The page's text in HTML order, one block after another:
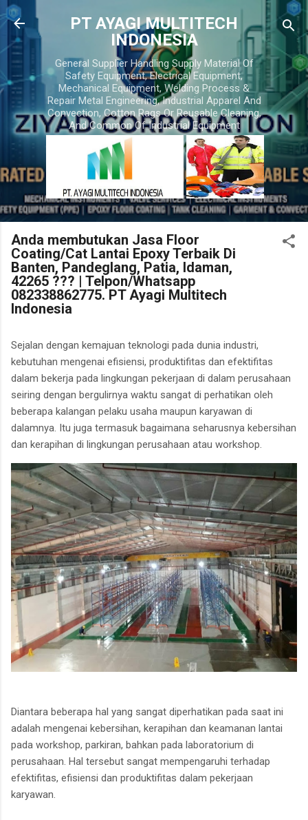
Skip to main content
PT AYAGI MULTITECH
INDONESIA
General Supplier Handling Supply Material Of
Safety Equipment, Electrical Equipment,
Mechanical Equipment, Welding Process &
Repair Metal Engineering, Industrial Apparel And
Convection, Cotton Rags Or Reusable Cleaning,
And Common Of Industrial Equipment
Anda membutukan Jasa Floor
Coating/Cat Lantai Epoxy Terbaik Di
Banten, Pandeglang, Patia, Idaman,
42265 ??? | Telpon/Whatsapp
082338862775. PT Ayagi Multitech
Indonesia
Sejalan dengan kemajuan teknologi pada dunia industri,
kebutuhan mengenai efisiensi, produktifitas dan efektifitas
dalam bekerja pada lingkungan pekerjaan di dalam perusahaan
seiring dengan bergulirnya waktu sangat di perhatikan oleh
beberapa kalangan pelaku usaha maupun karyawan di
dalamnya. Itu juga termasuk bagaimana seharusnya kebersihan
dan kerapihan di lingkungan perusahaan atau workshop.
Diantara beberapa hal yang sangat diperhatikan pada saat ini
adalah mengenai kebersihan, kerapihan dan keamanan lantai
pada workshop, parkiran, bahkan pada laboratorium di
perusahaan. Hal tersebut sangat mempengaruhi terhadap
efektifitas, efisiensi dan produktifitas dalam pekerjaan
karyawan.